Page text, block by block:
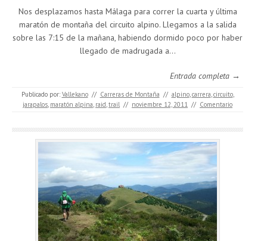
Nos desplazamos hasta Málaga para correr la cuarta y última
maratón de montaña del circuito alpino. Llegamos a la salida
sobre las 7:15 de la mañana, habiendo dormido poco por haber
llegado de madrugada a…
Entrada completa →
Publicado por: Vallekano // Carreras de Montaña // alpino,carrera,circuito,
jarapalos, maratón alpina, raid,trail // noviembre 12, 2011 // Comentario